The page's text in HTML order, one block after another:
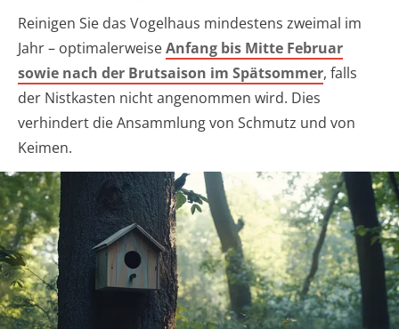
Reinigen Sie das Vogelhaus mindestens zweimal im
Jahr – optimalerweiseAnfang bis Mitte Februar
sowie nach der Brutsaison im Spätsommer, falls
der Nistkasten nicht angenommen wird. Dies
verhindert die Ansammlung von Schmutz und von
Keimen.